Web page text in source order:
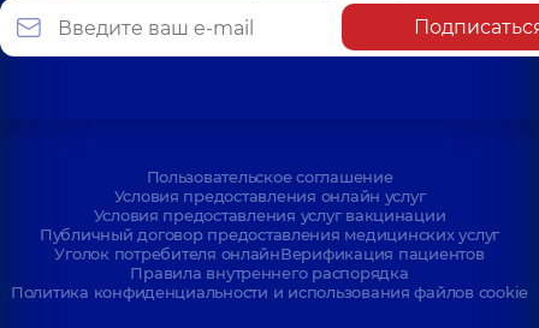
Пользовательское соглашение
Условия предоставления онлайн услуг
Условия предоставления услуг вакцинации
Публичный договор предоставления медицинских услуг
Уголок потребителя онлайнВерификация пациентов
Правила внутреннего распорядка
Политика конфиденциальности и использования файлов cookie